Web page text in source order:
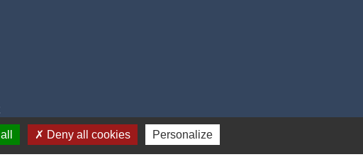
Deny all cookies Personalize